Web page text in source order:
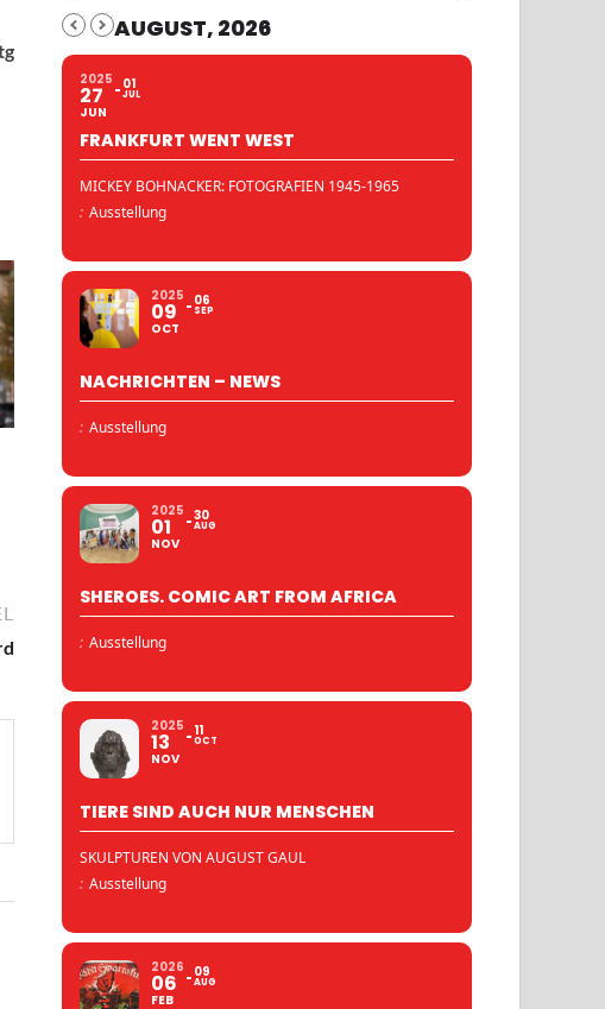
AUGUST, 2026
2025
27
JUN
01
JUL
FRANKFURT WENT WEST
MICKEY BOHNACKER: FOTOGRAFIEN 1945-1965
: Ausstellung
2025
09
OCT
06
SEP
NACHRICHTEN – NEWS
: Ausstellung
2025
01
NOV
30
AUG
SHEROES. COMIC ART FROM AFRICA
: Ausstellung
2025
13
NOV
11
OCT
TIERE SIND AUCH NUR MENSCHEN
SKULPTUREN VON AUGUST GAUL
: Ausstellung
2026
06
FEB
09
AUG